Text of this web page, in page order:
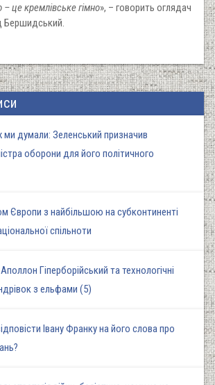
– це кремлівське гімно», – говорить оглядач
Бершидський.
ми думали: Зеленський призначив
оборони для його політичного
Європи з найбільшою на субконтиненті
спільноти
Гіперборійський та технологічні
з ельфами (5)
Івану Франку на його слова про